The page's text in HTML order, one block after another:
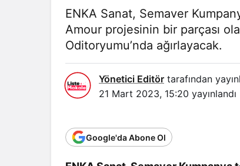
ENKA Sanat, Semaver
Amour projesinin bir parçası
Oditoryumu’nda ağırlayacak.
Yönetici Editör tarafından
21 Mart 2023, 15:20 yayınlandı
Google'da Abone Ol